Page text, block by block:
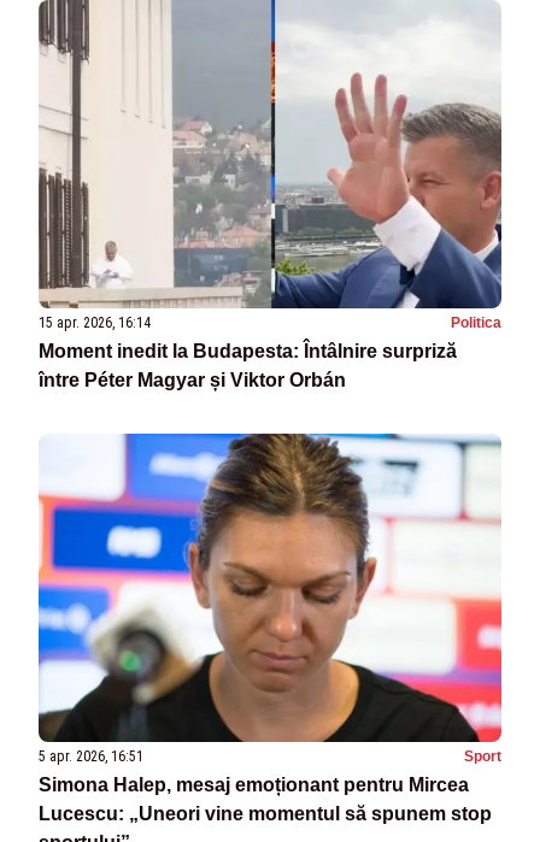
15 apr. 2026, 16:14 Politica
Moment inedit la Budapesta: Întâlnire surpriză
între Péter Magyar și Viktor Orbán
5 apr. 2026, 16:51 Sport
Simona Halep, mesaj emoționant pentru Mircea
Lucescu: „Uneori vine momentul să spunem stop